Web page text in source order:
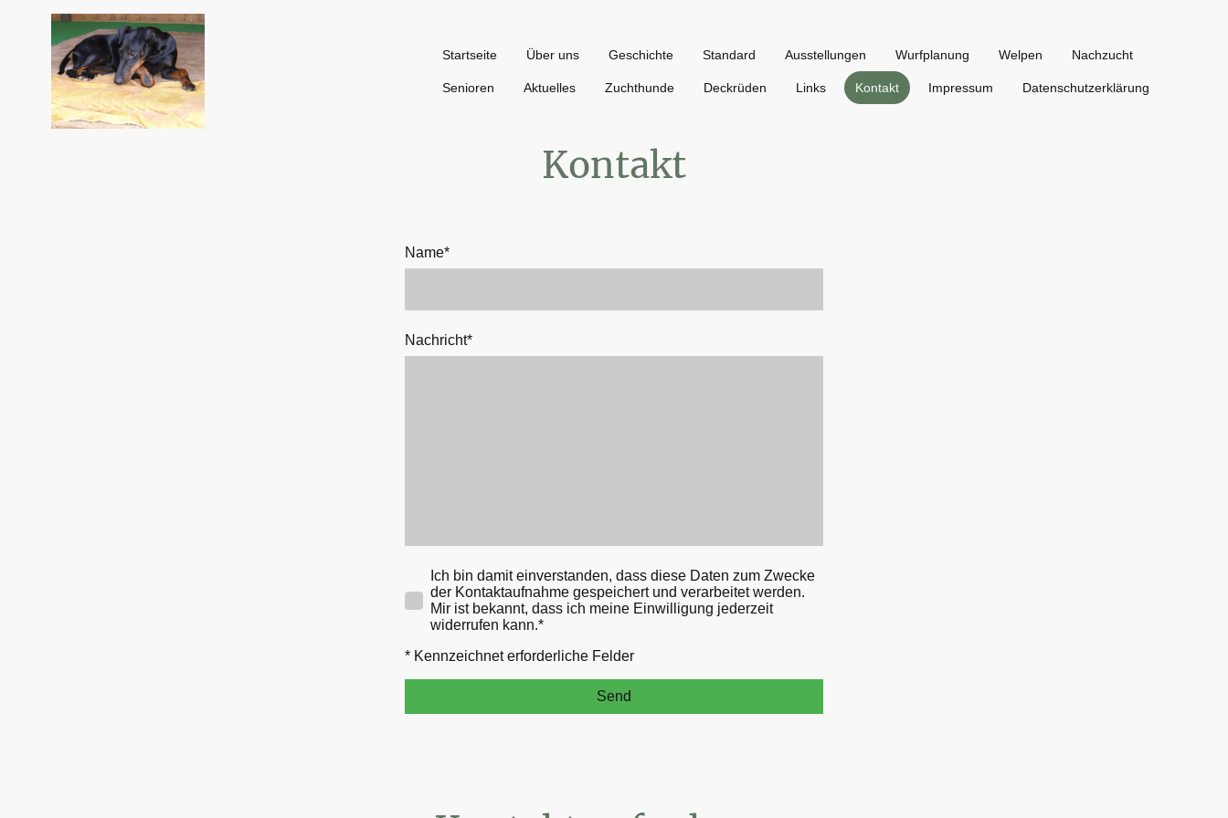
Startseite Über uns Geschichte Standard Ausstellungen Wurfplanung Welpen Nachzucht
Senioren Aktuelles Zuchthunde Deckrüden Links Kontakt Impressum Datenschutzerklärung
Kontakt
Name*
Nachricht*
Ich bin damit einverstanden, dass diese Daten zum Zwecke
der Kontaktaufnahme gespeichert und verarbeitet werden.
Mir ist bekannt, dass ich meine Einwilligung jederzeit
widerrufen kann.*
* Kennzeichnet erforderliche Felder
Send